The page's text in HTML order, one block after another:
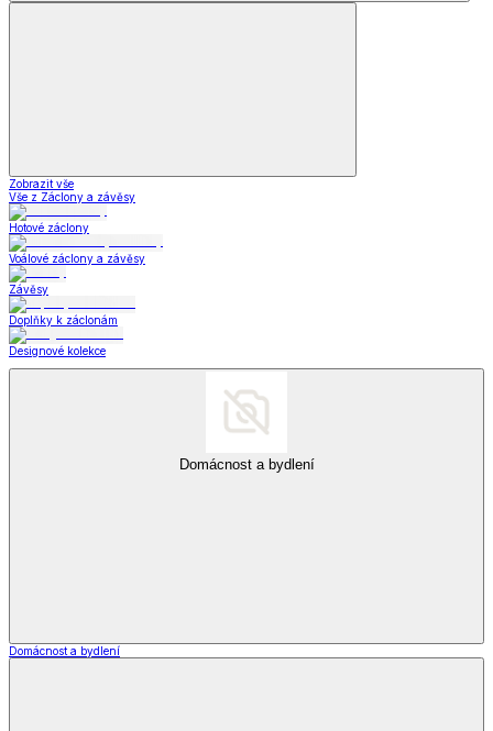
Zobrazit vše
Vše z Záclony a závěsy
Hotové záclony
Voálové záclony a závěsy
Závěsy
Doplňky k záclonám
Designové kolekce
Domácnost a bydlení
Domácnost a bydlení